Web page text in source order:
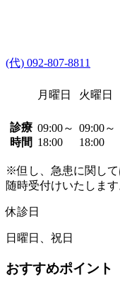
(代) 092-807-8811
月曜日 火曜日
診療
時間
09:00～
18:00
09:00～
18:00
※但し、急患に関して
随時受付けいたします
休診日
日曜日、祝日
おすすめポイント